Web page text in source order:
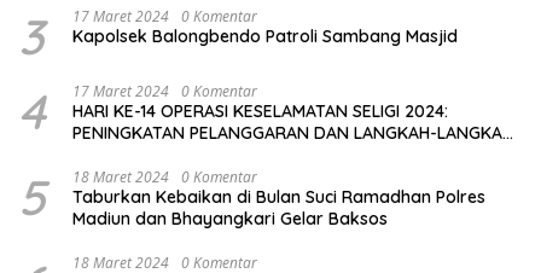
3 17 Maret 2024 0 Komentar
Kapolsek Balongbendo Patroli Sambang Masjid
4 17 Maret 2024 0 Komentar
HARI KE-14 OPERASI KESELAMATAN SELIGI 2024:
PENINGKATAN PELANGGARAN DAN LANGKAH-LANGKAH
5 18 Maret 2024 0 Komentar
Taburkan Kebaikan di Bulan Suci Ramadhan Polres
Madiun dan Bhayangkari Gelar Baksos
18 Maret 2024 0 Komentar